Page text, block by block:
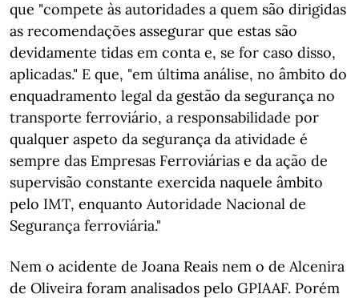
que "compete às autoridades a quem são dirigidas
as recomendações assegurar que estas são
devidamente tidas em conta e, se for caso disso,
aplicadas." E que, "em última análise, no âmbito do
enquadramento legal da gestão da segurança no
transporte ferroviário, a responsabilidade por
qualquer aspeto da segurança da atividade é
sempre das Empresas Ferroviárias e da ação de
supervisão constante exercida naquele âmbito
pelo IMT, enquanto Autoridade Nacional de
Segurança ferroviária."
Nem o acidente de Joana Reais nem o de Alcenira
de Oliveira foram analisados pelo GPIAAF. Porém